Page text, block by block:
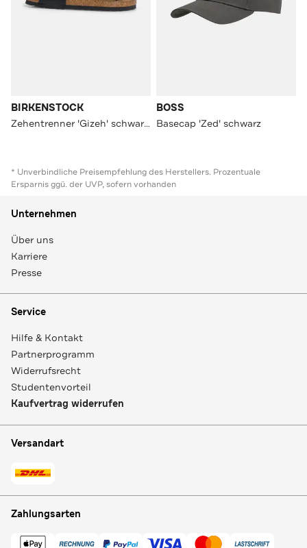
BIRKENSTOCK
Zehentrenner 'Gizeh' schwarz unisex
BOSS
Basecap 'Zed' schwarz
* Unverbindliche Preisempfehlung des Herstellers. Prozentuale
Ersparnis ggü. der UVP, sofern vorhanden
Unternehmen
Über uns
Karriere
Presse
Service
Hilfe & Kontakt
Partnerprogramm
Widerrufsrecht
Studentenvorteil
Kaufvertrag widerrufen
Versandart
Zahlungsarten